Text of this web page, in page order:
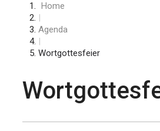
Home
|
Agenda
|
Wortgottesfeier